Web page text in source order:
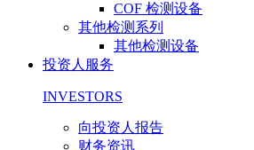
COF 检测设备
其他检测系列
其他检测设备
投资人服务
INVESTORS
向投资人报告
财务资讯